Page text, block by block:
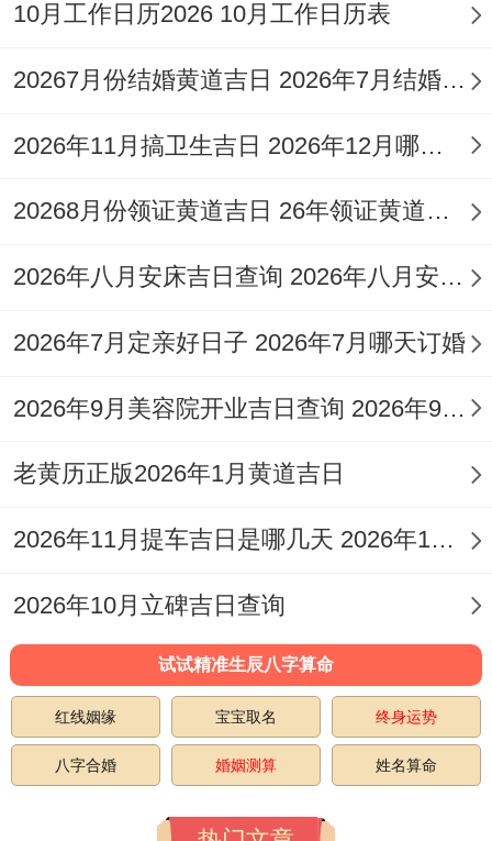
10月工作日历2026 10月工作日历表
20267月份结婚黄道吉日 2026年7月结婚黄道吉日一览表
2026年11月搞卫生吉日 2026年12月哪天打扫卫生
20268月份领证黄道吉日 26年领证黄道吉日
2026年八月安床吉日查询 2026年八月安床黄道吉日
2026年7月定亲好日子 2026年7月哪天订婚
2026年9月美容院开业吉日查询 2026年9月美国亲属移民排期表
老黄历正版2026年1月黄道吉日
2026年11月提车吉日是哪几天 2026年11月16提车好吗
2026年10月立碑吉日查询
试试精准生辰八字算命
红线姻缘 宝宝取名 终身运势
八字合婚 婚姻测算 姓名算命